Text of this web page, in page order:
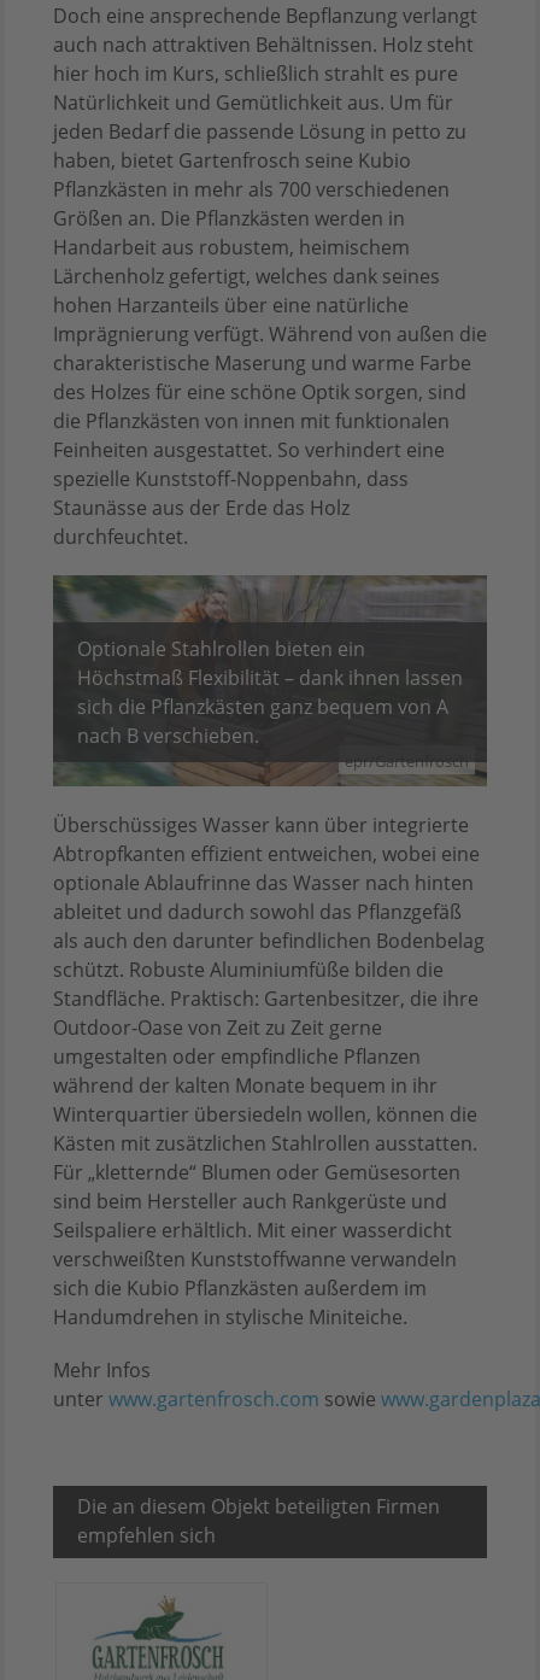
Doch eine ansprechende Bepflanzung verlangt
auch nach attraktiven Behältnissen. Holz steht
hier hoch im Kurs, schließlich strahlt es pure
Natürlichkeit und Gemütlichkeit aus. Um für
jeden Bedarf die passende Lösung in petto zu
haben, bietet Gartenfrosch seine Kubio
Pflanzkästen in mehr als 700 verschiedenen
Größen an. Die Pflanzkästen werden in
Handarbeit aus robustem, heimischem
Lärchenholz gefertigt, welches dank seines
hohen Harzanteils über eine natürliche
Imprägnierung verfügt. Während von außen die
charakteristische Maserung und warme Farbe
des Holzes für eine schöne Optik sorgen, sind
die Pflanzkästen von innen mit funktionalen
Feinheiten ausgestattet. So verhindert eine
spezielle Kunststoff-Noppenbahn, dass
Staunässe aus der Erde das Holz
durchfeuchtet.
epr/Gartenfrosch
Optionale Stahlrollen bieten ein
Höchstmaß Flexibilität – dank ihnen lassen
sich die Pflanzkästen ganz bequem von A
nach B verschieben.
Überschüssiges Wasser kann über integrierte
Abtropfkanten effizient entweichen, wobei eine
optionale Ablaufrinne das Wasser nach hinten
ableitet und dadurch sowohl das Pflanzgefäß
als auch den darunter befindlichen Bodenbelag
schützt. Robuste Aluminiumfüße bilden die
Standfläche. Praktisch: Gartenbesitzer, die ihre
Outdoor-Oase von Zeit zu Zeit gerne
umgestalten oder empfindliche Pflanzen
während der kalten Monate bequem in ihr
Winterquartier übersiedeln wollen, können die
Kästen mit zusätzlichen Stahlrollen ausstatten.
Für „kletternde“ Blumen oder Gemüsesorten
sind beim Hersteller auch Rankgerüste und
Seilspaliere erhältlich. Mit einer wasserdicht
verschweißten Kunststoffwanne verwandeln
sich die Kubio Pflanzkästen außerdem im
Handumdrehen in stylische Miniteiche.
Mehr Infos
unter www.gartenfrosch.com sowie
Die an diesem Objekt beteiligten Firmen
empfehlen sich